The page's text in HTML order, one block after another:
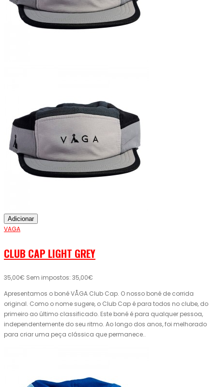
Adicionar
VAGA
CLUB CAP LIGHT GREY
35,00€ Sem impostos: 35,00€
Apresentamos o boné VÅGA Club Cap. O nosso boné de corrida
original. Como o nome sugere, o Club Cap é para todos no clube, do
primeiro ao último classificado. Este boné é para qualquer pessoa,
independentemente do seu ritmo. Ao longo dos anos, foi melhorado
para criar uma peça clássica que permanece..